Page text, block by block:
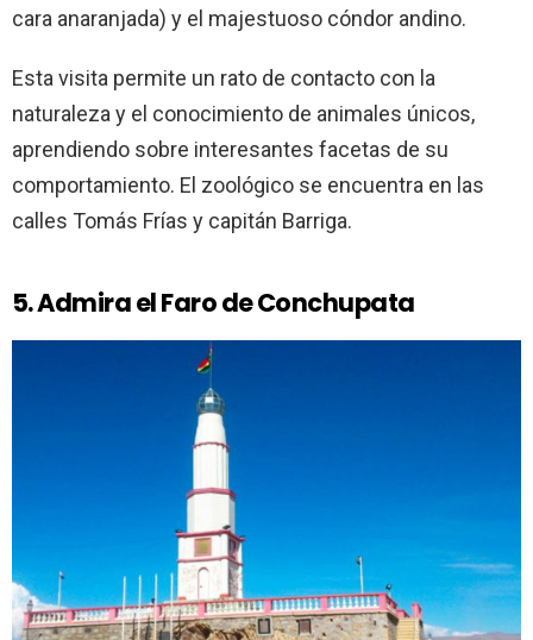
cara anaranjada) y el majestuoso cóndor andino.
Esta visita permite un rato de contacto con la
naturaleza y el conocimiento de animales únicos,
aprendiendo sobre interesantes facetas de su
comportamiento. El zoológico se encuentra en las
calles Tomás Frías y capitán Barriga.
5. Admira el Faro de Conchupata